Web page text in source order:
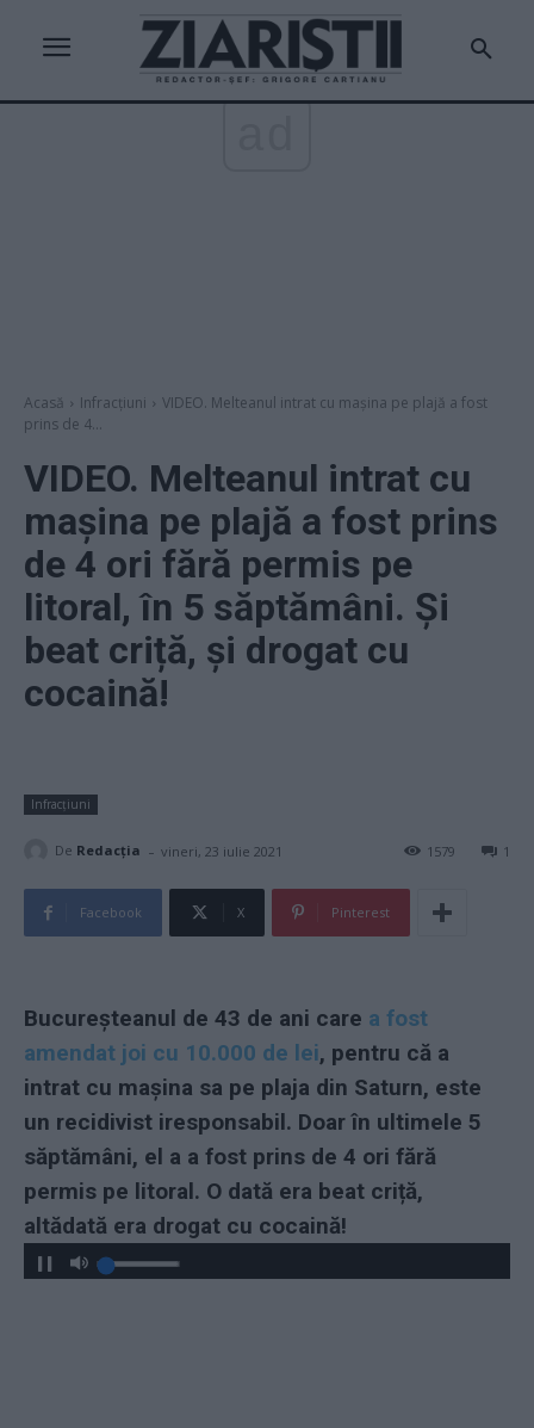
Acasă Infracțiuni
VIDEO. Melteanul intrat cu mașina pe plajă a fost
prins de 4...
VIDEO. Melteanul intrat cu
mașina pe plajă a fost prins
de 4 ori fără permis pe
litoral, în 5 săptămâni. Și
beat criță, și drogat cu
cocaină!
Infracțiuni
De Redacţia - vineri, 23 iulie 2021 1
1579
Facebook X Pinterest
Bucureșteanul de 43 de ani care a fost
amendat joi cu 10.000 de lei, pentru că a
intrat cu mașina sa pe plaja din Saturn, este
un recidivist iresponsabil. Doar în ultimele 5
săptămâni, el a a fost prins de 4 ori fără
permis pe litoral. O dată era beat criță,
altădată era drogat cu cocaină!